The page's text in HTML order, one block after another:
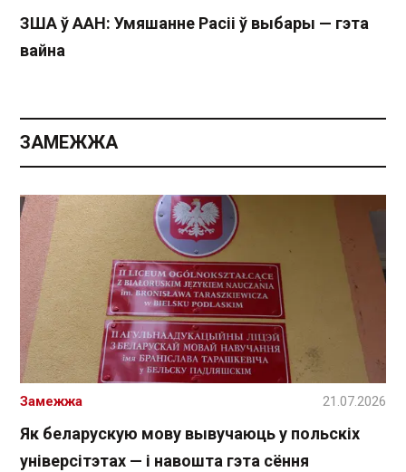
ЗША ў ААН: Умяшанне Расіі ў выбары — гэта
вайна
ЗАМЕЖЖА
Як беларускую мову вывучаюць у польскіх
універсітэтах — і навошта гэта сёння
Замежжа 21.07.2026